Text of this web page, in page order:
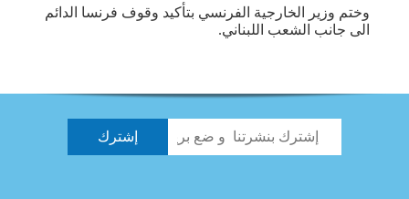
وختم وزير الخارجية الفرنسي بتأكيد وقوف فرنسا الدائم
الى جانب الشعب اللبناني.